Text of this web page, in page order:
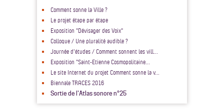
Comment sonne la Ville ?
Le projet étape par étape
Exposition "Dévisager des Voix"
Colloque / Une pluralité audible ?
Journée d'études / Comment sonnent les vill...
Exposition "Saint-Etienne Cosmopolitaine...
Le site Internet du projet Comment sonne la v...
Biennale TRACES 2016
Sortie de l'Atlas sonore n°25